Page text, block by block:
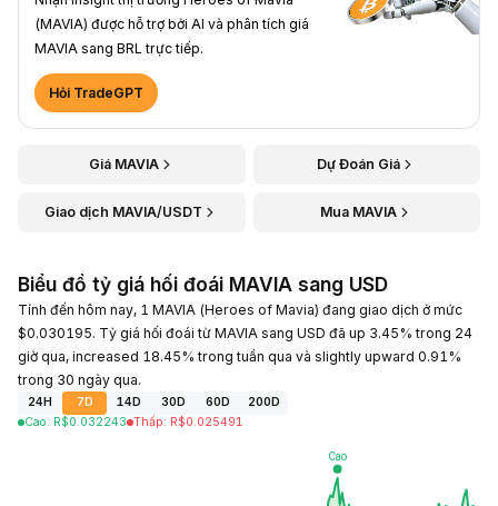
(MAVIA) được hỗ trợ bởi AI và phân tích giá
MAVIA sang BRL trực tiếp.
Hỏi TradeGPT
Giá MAVIA Dự Đoán Giá
Giao dịch MAVIA/USDT Mua MAVIA
Biểu đồ tỷ giá hối đoái MAVIA sang USD
Tính đến hôm nay, 1 MAVIA (Heroes of Mavia) đang giao dịch ở mức
$0.030195. Tỷ giá hối đoái từ MAVIA sang USD đã up 3.45% trong 24
giờ qua, increased 18.45% trong tuần qua và slightly upward 0.91%
trong 30 ngày qua.
24H 7D 14D 30D 60D
200D
Cao: R$0.032243 Thấp: R$0.025491